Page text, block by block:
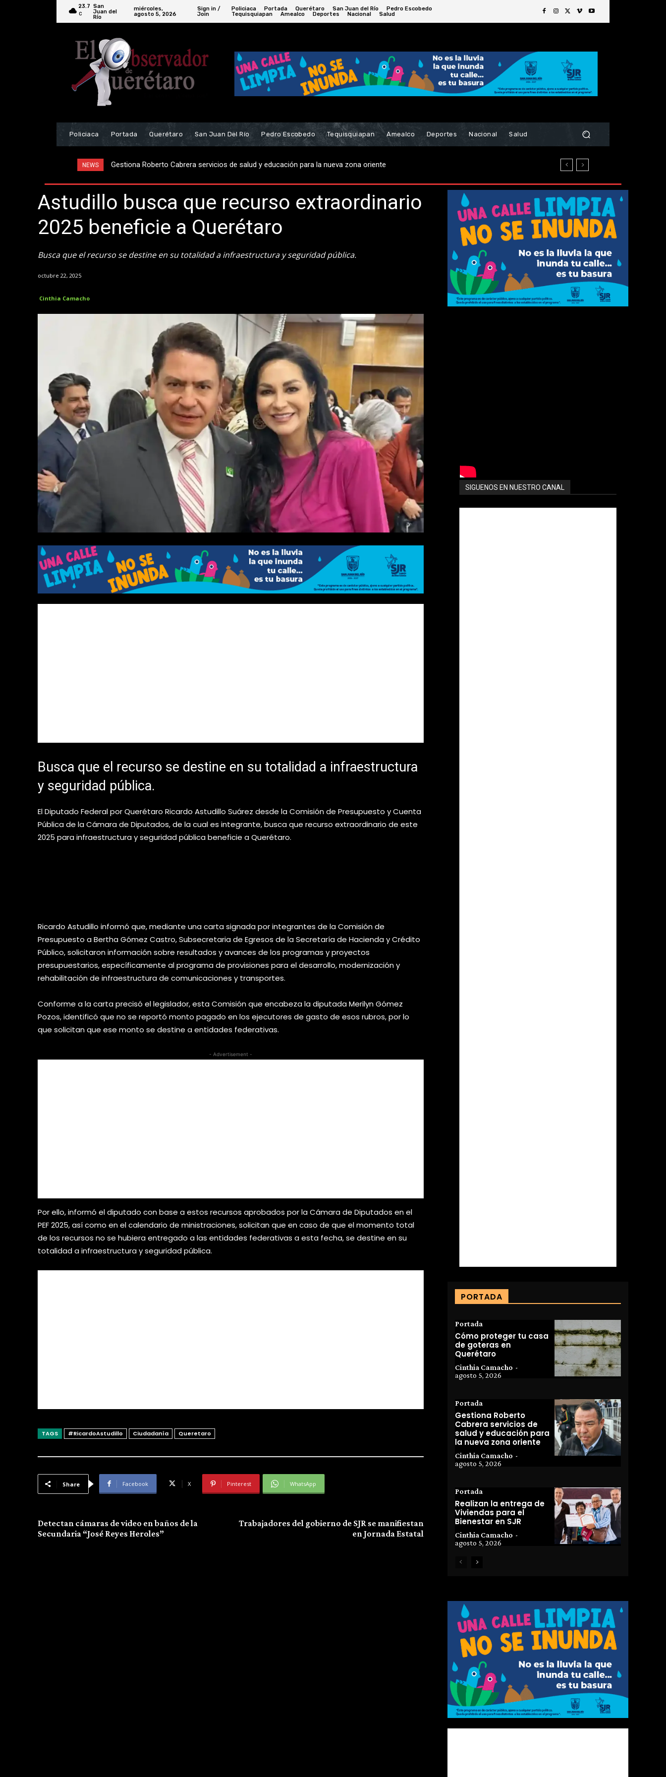
23.7
C
San
Juan del
Río
miércoles,
agosto 5, 2026
Sign in /
Join
Policiaca Portada Querétaro San Juan del Río
Pedro Escobedo
Tequisquiapan
Amealco Deportes Nacional Salud
Policiaca Portada Querétaro San Juan Del Río Pedro Escobedo Tequisquiapan Amealco Deportes Nacional Salud
NEWS Gestiona Roberto Cabrera servicios de salud y educación para la nueva zona oriente
Realizan la entrega de Viviendas para el Bienestar en SJR
Astudillo busca que recurso extraordinario
2025 beneficie a Querétaro
Busca que el recurso se destine en su totalidad a infraestructura y seguridad pública.
octubre 22, 2025
Cinthia Camacho
Busca que el recurso se destine en su totalidad a infraestructura
y seguridad pública.
El Diputado Federal por Querétaro Ricardo Astudillo Suárez desde la Comisión de Presupuesto y Cuenta
Pública de la Cámara de Diputados, de la cual es integrante, busca que recurso extraordinario de este
2025 para infraestructura y seguridad pública beneficie a Querétaro.
Ricardo Astudillo informó que, mediante una carta signada por integrantes de la Comisión de
Presupuesto a Bertha Gómez Castro, Subsecretaria de Egresos de la Secretaría de Hacienda y Crédito
Público, solicitaron información sobre resultados y avances de los programas y proyectos
presupuestarios, específicamente al programa de provisiones para el desarrollo, modernización y
rehabilitación de infraestructura de comunicaciones y transportes.
Conforme a la carta precisó el legislador, esta Comisión que encabeza la diputada Merilyn Gómez
Pozos, identificó que no se reportó monto pagado en los ejecutores de gasto de esos rubros, por lo
que solicitan que ese monto se destine a entidades federativas.
- Advertisement -
Por ello, informó el diputado con base a estos recursos aprobados por la Cámara de Diputados en el
PEF 2025, así como en el calendario de ministraciones, solicitan que en caso de que el momento total
de los recursos no se hubiera entregado a las entidades federativas a esta fecha, se destine en su
totalidad a infraestructura y seguridad pública.
TAGS #RicardoAstudillo Ciudadanía Queretaro
Share Facebook X Pinterest WhatsApp
Detectan cámaras de video en baños de la
Secundaria “José Reyes Heroles”
Trabajadores del gobierno de SJR se manifiestan
en Jornada Estatal
SIGUENOS EN NUESTRO CANAL
PORTADA
Portada
Cómo proteger tu casa
de goteras en
Querétaro
Cinthia Camacho -
agosto 5, 2026
Portada
Gestiona Roberto
Cabrera servicios de
salud y educación para
la nueva zona oriente
Cinthia Camacho -
agosto 5, 2026
Portada
Realizan la entrega de
Viviendas para el
Bienestar en SJR
Cinthia Camacho -
agosto 5, 2026